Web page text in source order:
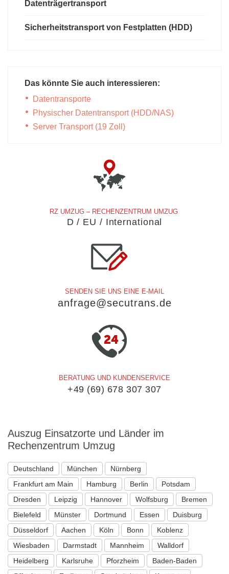
Datenträgertransport
Sicherheitstransport von Festplatten (HDD)
Das könnte Sie auch interessieren:
Datentransporte
Physischer Datentransport (HDD/NAS)
Server Transport (19 Zoll)
RZ UMZUG – RECHENZENTRUM UMZUG
D / EU / International
SENDEN SIE UNS EINE E-MAIL
anfrage@secutrans.de
BERATUNG UND KUNDENSERVICE
+49 (69) 678 307 307
Auszug Einsatzorte und Länder im
Rechenzentrum Umzug
Deutschland München
Nürnberg
Frankfurt am Main
Hamburg Berlin
Potsdam
Dresden
Leipzig Hannover Wolfsburg
Bremen
Bielefeld
Münster Dortmund Essen
Duisburg
Düsseldorf
Aachen Köln Bonn
Koblenz
Wiesbaden
Darmstadt Mannheim
Walldorf
Heidelberg
Karlsruhe Pforzheim
Baden-Baden